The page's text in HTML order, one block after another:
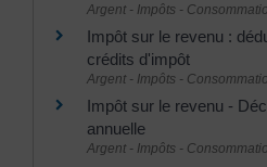
Argent - Impôts -
Impôt sur le revenu :
crédits d'impôt
Argent - Impôts -
Impôt sur le revenu -
annuelle
Argent - Impôts -